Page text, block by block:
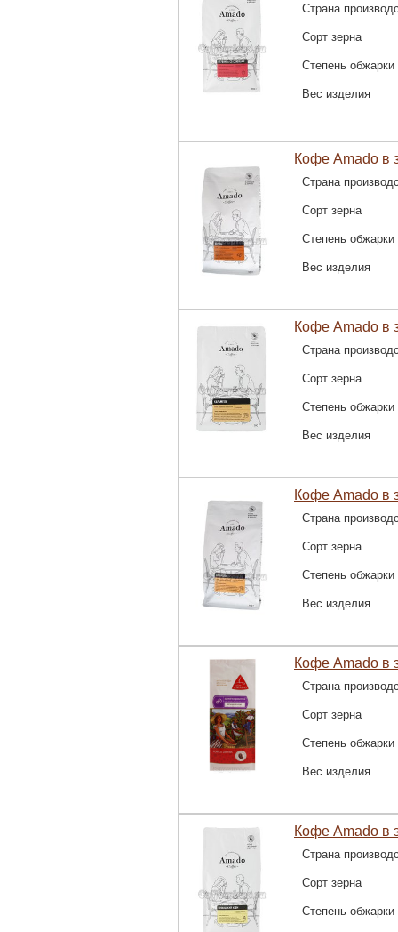
Страна
Сорт зерна
Степень обжарки
Вес изделия
Кофе Amado в
Страна
Сорт зерна
Степень обжарки
Вес изделия
Кофе Amado в
Страна
Сорт зерна
Степень обжарки
Вес изделия
Кофе Amado в
Страна
Сорт зерна
Степень обжарки
Вес изделия
Кофе Amado в
Страна
Сорт зерна
Степень обжарки
Вес изделия
Кофе Amado в
Страна
Сорт зерна
Степень обжарки